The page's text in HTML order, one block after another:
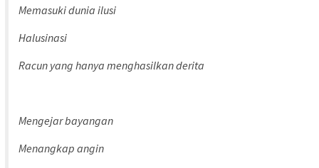
Memasuki dunia ilusi
Halusinasi
Racun yang hanya menghasilkan derita
Mengejar bayangan
Menangkap angin